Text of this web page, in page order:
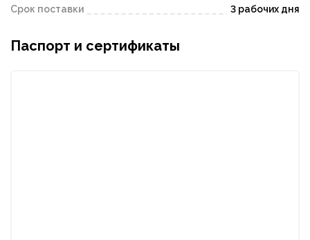
Срок поставки 3 рабочих дня
Паспорт и сертификаты